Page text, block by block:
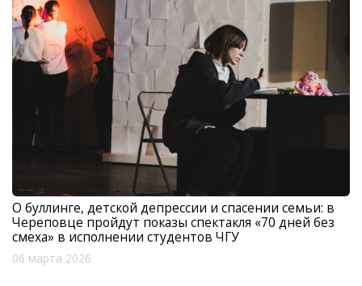
О буллинге, детской депрессии и спасении семьи: в
Череповце пройдут показы спектакля «70 дней без
смеха» в исполнении студентов ЧГУ
06 марта 2026